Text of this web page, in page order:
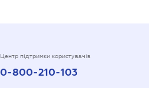
Центр підтримки користувачів
0-800-210-103